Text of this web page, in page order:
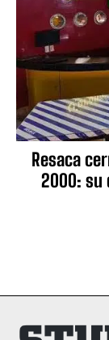
Resaca
2000: su